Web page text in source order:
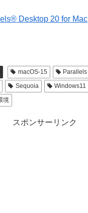
Desktop 20 for Mac
macOS-15
Parallels
Sequoia Windows11
境
スポンサーリンク